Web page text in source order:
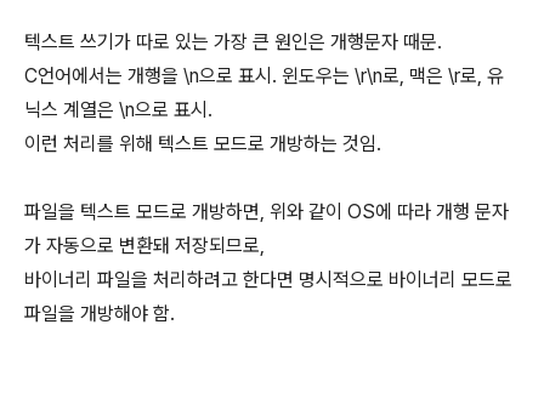
텍스트 쓰기가 따로 있는 가장 큰 원인은 개행문자 때문.
C언어에서는 개행을 \n으로 표시. 윈도우는 \r\n로, 맥은 \r로, 유
닉스 계열은 \n으로 표시.
이런 처리를 위해 텍스트 모드로 개방하는 것임.
파일을 텍스트 모드로 개방하면, 위와 같이 OS에 따라 개행 문자
가 자동으로 변환돼 저장되므로,
바이너리 파일을 처리하려고 한다면 명시적으로 바이너리 모드로
파일을 개방해야 함.